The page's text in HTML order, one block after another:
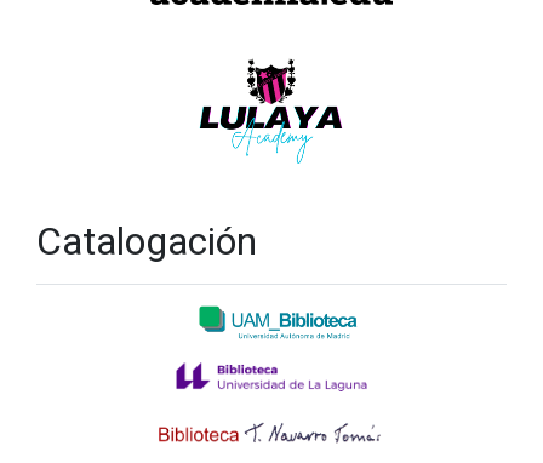
Catalogación